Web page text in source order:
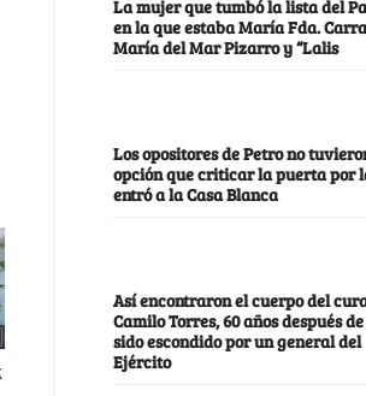
La mujer que tumbó la lista del
en la que estaba María Fda.
María del Mar Pizarro y “Lalis
Los opositores de Petro no
opción que criticar la puerta por
entró a la Casa Blanca
Así encontraron el cuerpo del
Camilo Torres, 60 años después
sido escondido por un general del
Ejército